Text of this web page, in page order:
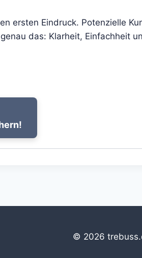
ersten Eindruck. Potenzielle
das: Klarheit, Einfachheit
© 2026